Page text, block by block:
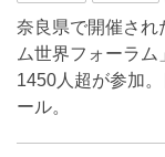
奈良県で開催され
ム世界フォーラ
1450人超が参加
ール。